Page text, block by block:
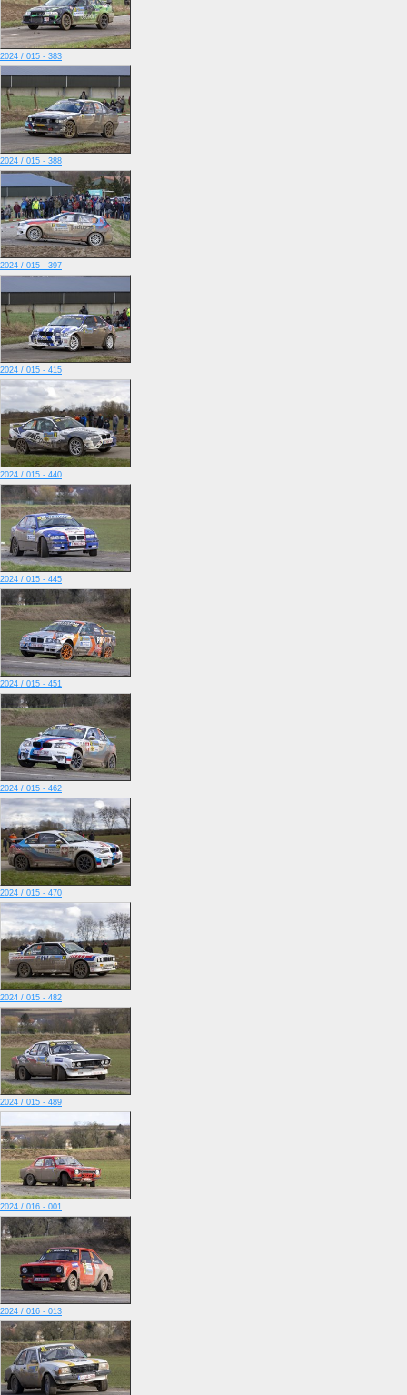
2024 / 015 - 383
2024 / 015 - 388
2024 / 015 - 397
2024 / 015 - 415
2024 / 015 - 440
2024 / 015 - 445
2024 / 015 - 451
2024 / 015 - 462
2024 / 015 - 470
2024 / 015 - 482
2024 / 015 - 489
2024 / 016 - 001
2024 / 016 - 013